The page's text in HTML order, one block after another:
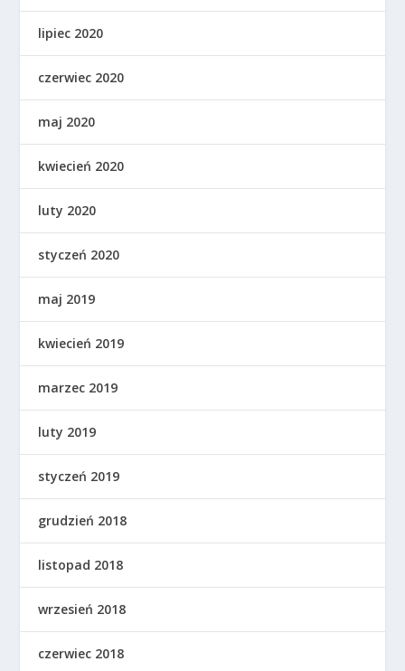
lipiec 2020
czerwiec 2020
maj 2020
kwiecień 2020
luty 2020
styczeń 2020
maj 2019
kwiecień 2019
marzec 2019
luty 2019
styczeń 2019
grudzień 2018
listopad 2018
wrzesień 2018
czerwiec 2018